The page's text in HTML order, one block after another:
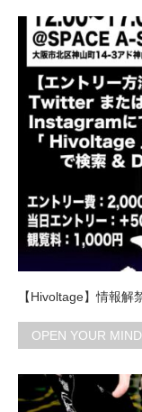
【Hivoltage】情報解
OPEN YOUR MIND